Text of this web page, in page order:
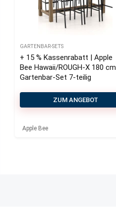
GARTENBAR-SETS
+ 15 % Kassenrabatt | Apple
Bee Hawaii/ROUGH-X 180 cm
Gartenbar-Set 7-teilig
ZUM ANGEBOT
Apple Bee